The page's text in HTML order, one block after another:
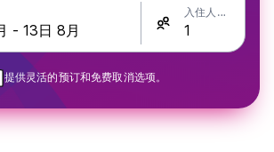
入住人数
提供灵活的预订和免费取消选项。